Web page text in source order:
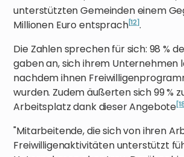
unterstützten Gemeinden einem
Millionen Euro entsprach[12].
Die Zahlen sprechen für sich: 98 %
gaben an, sich ihrem Unternehmen
nachdem ihnen
wurden. Zudem äußerten sich 99 %
Arbeitsplatz dank dieser Angebote
"Mitarbeitende, die sich von ihren
Freiwilligenaktivitäten unterstützt